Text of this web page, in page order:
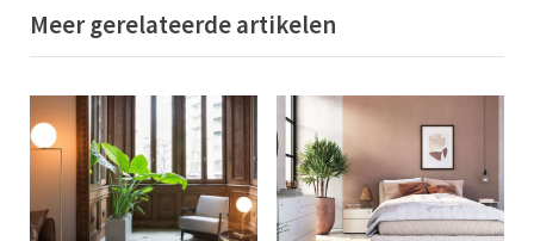
o
u
s
P
o
s
t
P
o
s
t
:
Meer gerelateerde artikelen